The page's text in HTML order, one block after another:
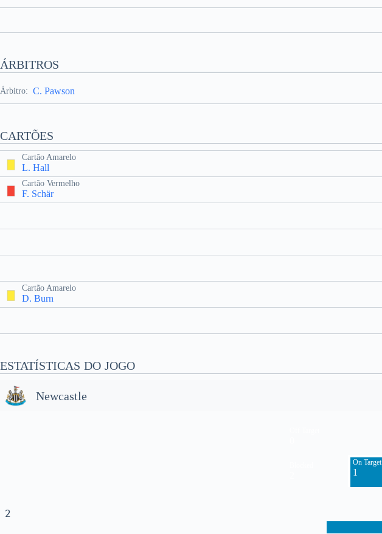
ÁRBITROS
Árbitro: C. Pawson
CARTÕES
Cartão Amarelo
L. Hall
Cartão Vermelho
F. Schär
Cartão Amarelo
D. Burn
ESTATÍSTICAS DO JOGO
Newcastle
On Target
1
2